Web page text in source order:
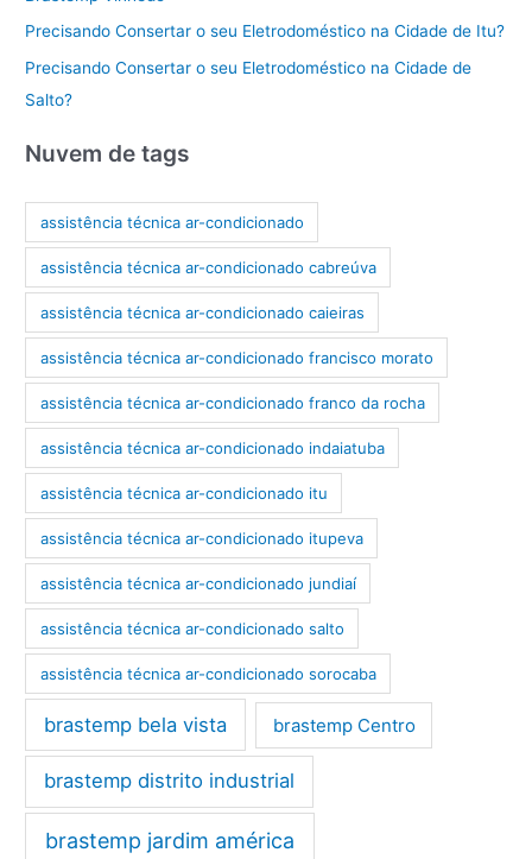
Precisando Consertar o seu Eletrodoméstico na Cidade de Itu?
Precisando Consertar o seu Eletrodoméstico na Cidade de
Salto?
Nuvem de tags
assistência técnica ar-condicionado
assistência técnica ar-condicionado cabreúva
assistência técnica ar-condicionado caieiras
assistência técnica ar-condicionado francisco morato
assistência técnica ar-condicionado franco da rocha
assistência técnica ar-condicionado indaiatuba
assistência técnica ar-condicionado itu
assistência técnica ar-condicionado itupeva
assistência técnica ar-condicionado jundiaí
assistência técnica ar-condicionado salto
assistência técnica ar-condicionado sorocaba
brastemp bela vista brastemp Centro
brastemp distrito industrial
brastemp jardim américa